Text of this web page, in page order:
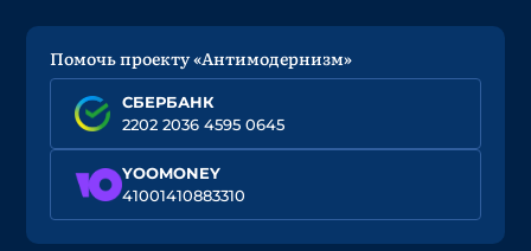
Помочь проекту «Антимодернизм»
СБЕРБАНК
2202 2036 4595 0645
YOOMONEY
41001410883310